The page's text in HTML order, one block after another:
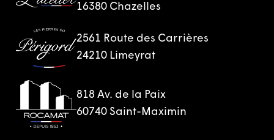
16380 Chazelles
2561 Route des Carrières
24210 Limeyrat
818 Av. de la Paix
60740 Saint-Maximin